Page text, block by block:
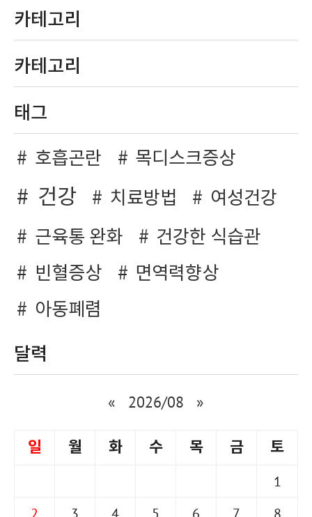
카테고리
카테고리
태그
호흡곤란 목디스크증상
건강 치료방법
여성건강
근육통 완화
건강한 식습관
빈혈증상
면역력향상
아동폐렴
달력
« 2026/08 »
일 월 화 수 목 금 토
1
2
3 4 5 6 7 8